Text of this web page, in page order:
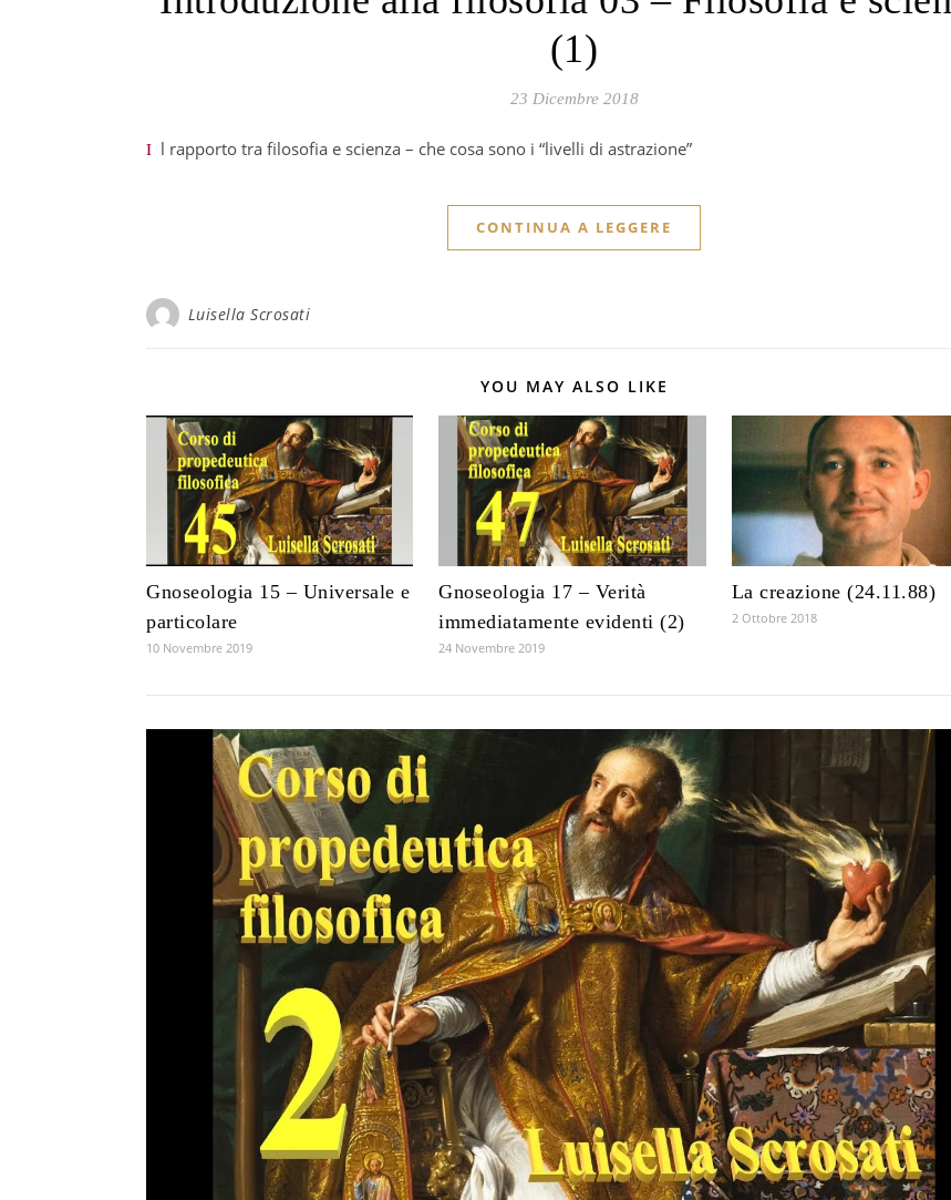
(1)
23 Dicembre 2018
Il rapporto tra filosofia e scienza – che cosa sono i “livelli di astrazione”
CONTINUA A LEGGERE
Luisella Scrosati
YOU MAY ALSO LIKE
Gnoseologia 15 – Universale e
particolare
10 Novembre 2019
Gnoseologia 17 – Verità
immediatamente evidenti (2)
24 Novembre 2019
La creazione (24.11.88)
2 Ottobre 2018